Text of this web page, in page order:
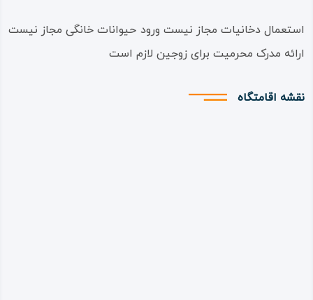
استعمال دخانیات مجاز نیست ورود حیوانات خانگی مجاز نیست
ارائه مدرک محرمیت برای زوجین لازم است
نقشه اقامتگاه